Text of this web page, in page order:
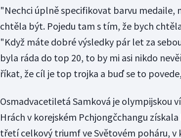
"Nechci úplně specifikovat barvu medaile,
chtěla být. Pojedu tam s tím, že bych
"Když máte dobré výsledky pár let za
byla ráda do top 20, to by mi asi nikdo
říkat, že cíl je top trojka a buď se to
Osmadvacetiletá Samková je olympijskou
Hrách v korejském Pchjongčchangu
třetí celkový triumf ve Světovém poháru, v